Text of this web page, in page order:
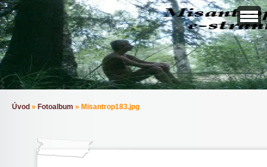
Úvod » Fotoalbum » Misantrop183.jpg